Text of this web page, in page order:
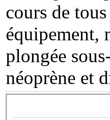
cours de
équipement,
plongée
néoprène et